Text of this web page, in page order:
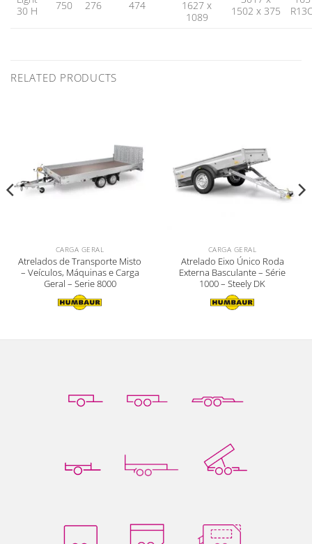
30 H
750 276 474
1627 x
1089
1502 x 375
RELATED PRODUCTS
CARGA GERAL
Atrelados de Transporte Misto
– Veículos, Máquinas e Carga
Geral – Serie 8000
CARGA GERAL
Atrelado Eixo Único Roda
Externa Basculante – Série
1000 – Steely DK